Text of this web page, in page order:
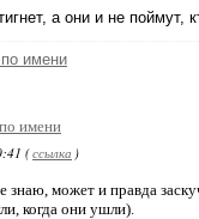
а они и не поймут,
имени
имени
(ссылка )
знаю, может и правда
когда они ушли).